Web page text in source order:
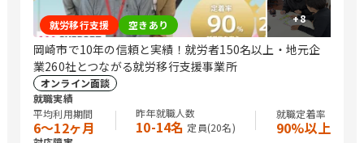
+8
就労移行支援 空きあり
岡崎市で10年の信頼と実績！就労者150名以上・地元企
業260社とつながる就労移行支援事業所
オンライン面談
就職実績
平均利用期間
6〜12ヶ月
昨年就職人数
10-14名 定員(20名)
就職定着率
90%以上